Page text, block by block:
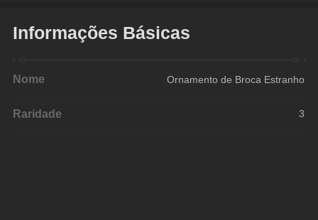
Informações Básicas
Nome Ornamento de Broca Estranho
Raridade 3